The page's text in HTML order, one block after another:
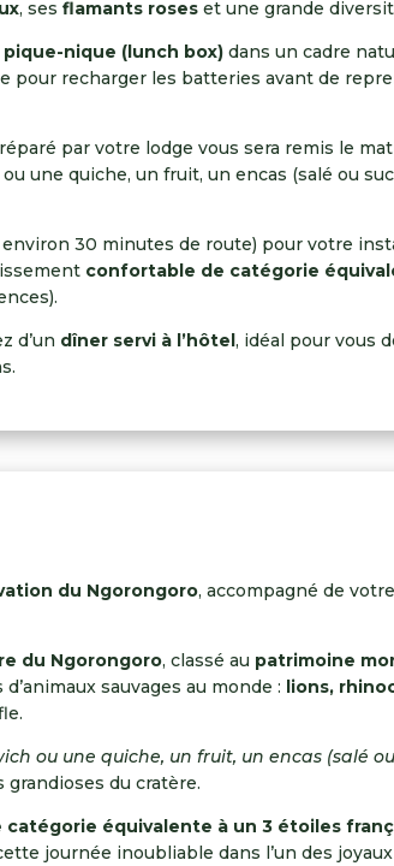
, sesflamants roses et une grande
nique (lunch box) dans un cadre
pour recharger les batteries avant de
par votre lodge vous sera remis le
une quiche, un fruit, un encas (salé ou
environ 30 minutes de route) pour votre
confortable de catégorie
d’un dîner servi à l’hôtel, idéal pour vous
du Ngorongoro, accompagné de votre
du Ngorongoro, classé au patrimoine
sauvages au monde : lions,
ou une quiche, un fruit, un encas (salé
du cratère.
équivalente à un 3 étoiles
journée inoubliable dans l’un des